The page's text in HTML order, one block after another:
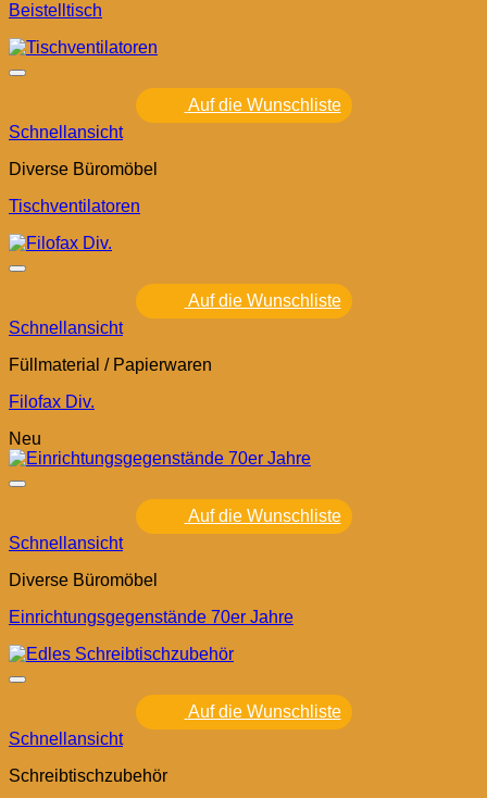
Beistelltisch
Auf die Wunschliste
Schnellansicht
Diverse Büromöbel
Tischventilatoren
Auf die Wunschliste
Schnellansicht
Füllmaterial / Papierwaren
Filofax Div.
Neu
Auf die Wunschliste
Schnellansicht
Diverse Büromöbel
Einrichtungsgegenstände 70er Jahre
Auf die Wunschliste
Schnellansicht
Schreibtischzubehör